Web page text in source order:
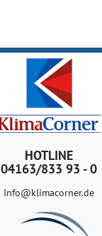
HOTLINE
04163/833 93 - 0
Info@klimacorner.de